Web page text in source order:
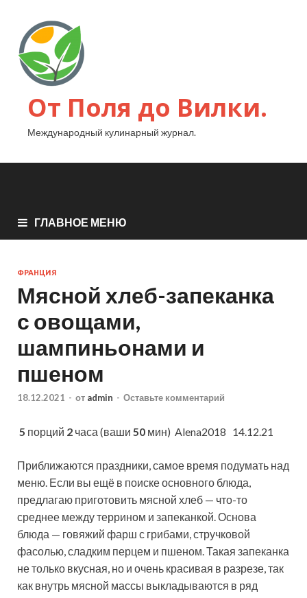
От Поля до Вилки.
Международный кулинарный журнал.
ГЛАВНОЕ МЕНЮ
ФРАНЦИЯ
Мясной хлеб-запеканка
с овощами,
шампиньонами и
пшеном
18.12.2021 - от admin - Оставьте комментарий
5 порций 2 часа (ваши 50 мин) Alena2018 14.12.21
Приближаются праздники, самое время подумать над
меню. Если вы ещё в поиске основного блюда,
предлагаю приготовить мясной хлеб — что-то
среднее между террином и запеканкой. Основа
блюда — говяжий фарш с грибами,стручковой
фасолью, сладким перцем и пшеном. Такая запеканка
не только вкусная, но и очень красивая в разрезе, так
как внутрь мясной массы выкладываются в ряд